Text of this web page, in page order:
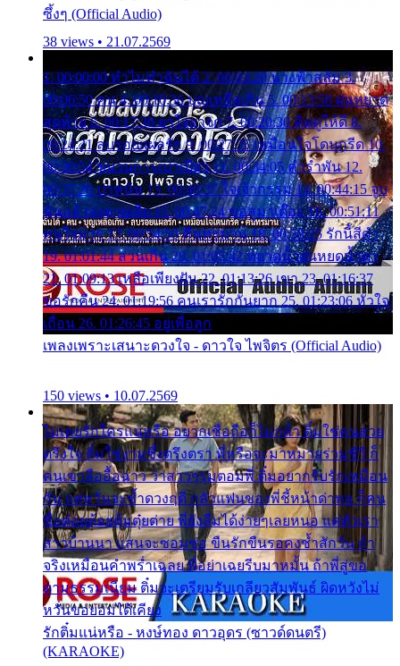
ซึ้งๆ (Official Audio)
38 views • 21.07.2569
1. 00:00:00 ทำไมทำฉันได้ 2. 00:03:20 นางฟ้าสลัม 3.
00:06:50 คน 4. 00:10:36 บุญเหลือเกิน 5. 00:13:58 ฝนหยาด
สุดท้าย 6. 00:17:30 ยาใจยาจก 7. 00:20:30 คิดดูให้ดี 8.
00:24:21 ลบรอยแผลรัก 9. 00:27:35 เหมือนใจโดนกรีด 10.
00:30:54 ขบวนการเปาเปียว 11. 00:34:05 คำรำพัน 12.
00:37:20 ปาหนัน 13. 00:40:37 ใจเจ้ากรรม 14. 00:44:15 จูบ
ฉันแล้วจงตายเสีย 15. 00:47:24 ขอสูมาเต๊อะ 16. 00:51:11
คนใจมาร 17. 00:54:50 คืนทรมาน 18. 00:58:25 รักนี้สีดำ
19. 01:01:44 ส่วนเกิน 20. 01:05:42 หยาดน้ำฝนหยดน้ำตา
21. 01:09:13 เหลือเพียงฝัน 22. 01:13:26 เขา 23. 01:16:37
ขอรักคืน 24. 01:19:56 คนเรารักกันยาก 25. 01:23:06 หัวใจ
เถื่อน 26. 01:26:45 อยู่เพื่อลูก
เพลงเพราะเสนาะดวงใจ - ดาวใจ ไพจิตร (Official Audio)
150 views • 10.07.2569
ไม่เคยรักใครแน่หรือ อยากเชื่อถือก็ไม่กล้า ติ๋มใช่คนสวย
ตรึงใจ ติ๋มใช่งามซึ้งตรึงตรา พี่หรือจะมาหมายร่วมชีวี ก็
คนเขาลืออื้อฉาว ว่าสาวๆรุมตอมพี่ ติ๋มอยากรับรักเหมือน
กัน แต่หวั่นจะช้ำดวงฤดี กลัวแฟนของพี่ชี้หน้าด่าทอ ก็คน
ชื่อต๋อยต้อยตุ้มตุ๋ยต่าย พี่ยังลืมได้ง่ายๆเลยหนอ แค่ตัวเรา
สาวบ้านนา แสนจะซอมซ่อ ขืนรักขืนรอคงช้ำสักวัน ถ้า
จริงเหมือนคำพร่ำเฉลย พี่อย่าเฉยรีบมาหมั้น ถ้าพี่สู่ขอ
ตามธรรมเนียม ติ๋มจะเตรียมรับเกลียวสัมพันธ์ ผิดหวังไม่
หวั่นขอยอมได้เคียง
รักติ๋มแน่หรือ - หงษ์ทอง ดาวอุดร (ซาวด์ดนตรี)
(KARAOKE)